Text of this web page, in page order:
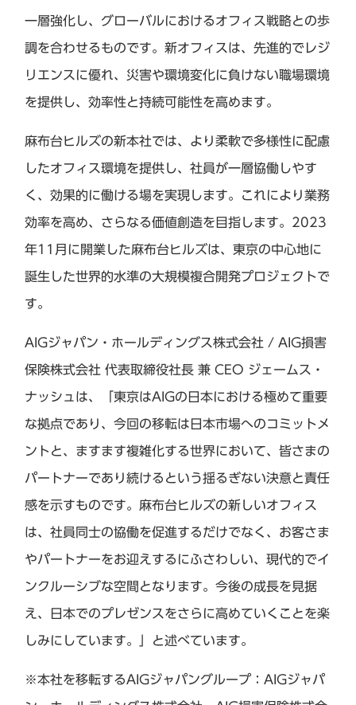
一層強化し、グローバルにおけるオフィス戦略との歩
調を合わせるものです。新オフィスは、先進的でレジ
リエンスに優れ、災害や環境変化に負けない職場環境
を提供し、効率性と持続可能性を高めます。
麻布台ヒルズの新本社では、より柔軟で多様性に配慮
したオフィス環境を提供し、社員が一層協働しやす
く、効果的に働ける場を実現します。これにより業務
効率を高め、さらなる価値創造を目指します。2023
年11月に開業した麻布台ヒルズは、東京の中心地に
誕生した世界的水準の大規模複合開発プロジェクトで
す。
AIGジャパン・ホールディングス株式会社 / AIG損害
保険株式会社 代表取締役社長 兼 CEO ジェームス・
ナッシュは、「東京はAIGの日本における極めて重要
な拠点であり、今回の移転は日本市場へのコミットメ
ントと、ますます複雑化する世界において、皆さまの
パートナーであり続けるという揺るぎない決意と責任
感を示すものです。麻布台ヒルズの新しいオフィス
は、社員同士の協働を促進するだけでなく、お客さま
やパートナーをお迎えするにふさわしい、現代的でイ
ンクルーシブな空間となります。今後の成長を見据
え、日本でのプレゼンスをさらに高めていくことを楽
しみにしています。」と述べています。
※本社を移転するAIGジャパングループ：AIGジャパ